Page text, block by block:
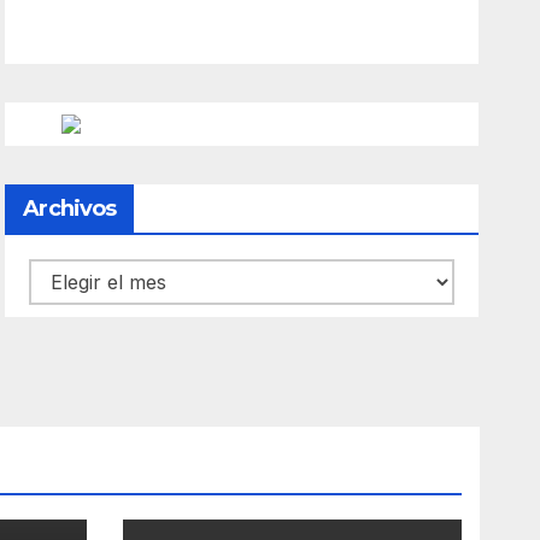
Archivos
Archivos